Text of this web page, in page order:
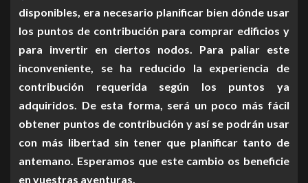
disponibles, era necesario planificar bien dónde usar
los puntos de contribución para comprar edificios y
para invertir en ciertos nodos. Para paliar este
inconveniente, se ha reducido la experiencia de
contribución requerida según los puntos ya
adquiridos. De esta forma, será un poco más fácil
obtener puntos de contribución y así se podrán usar
con más libertad sin tener que planificar tanto de
antemano. Esperamos que este cambio os beneficie
en vuestras aventuras.